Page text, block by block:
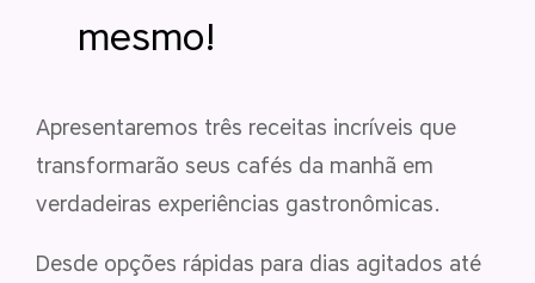
mesmo!
Apresentaremos três receitas incríveis que
transformarão seus cafés da manhã em
verdadeiras experiências gastronômicas.
Desde opções rápidas para dias agitados até